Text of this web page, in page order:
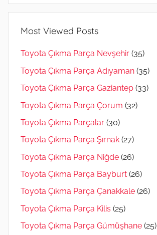
Most Viewed Posts
Toyota Çıkma Parça Nevşehir (35)
Toyota Çıkma Parça Adıyaman (35)
Toyota Çıkma Parça Gaziantep (33)
Toyota Çıkma Parça Çorum (32)
Toyota Çıkma Parçalar (30)
Toyota Çıkma Parça Şırnak (27)
Toyota Çıkma Parça Niğde (26)
Toyota Çıkma Parça Bayburt (26)
Toyota Çıkma Parça Çanakkale (26)
Toyota Çıkma Parça Kilis (25)
Toyota Çıkma Parça Gümüşhane (25)